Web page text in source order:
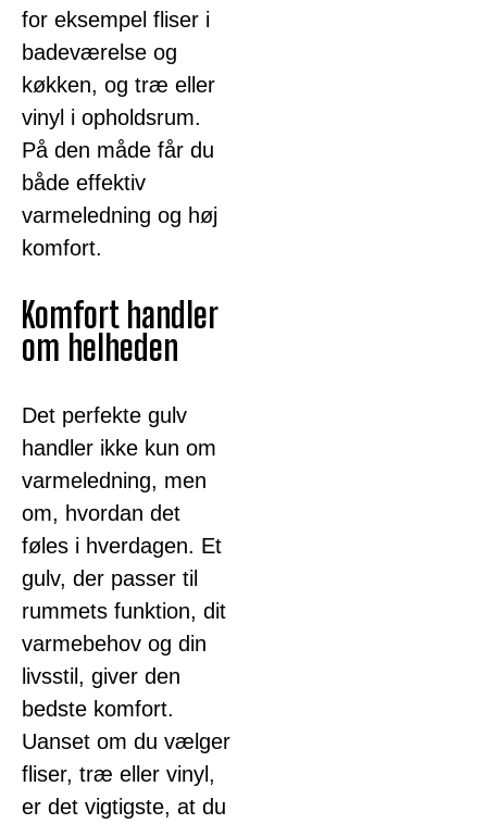
for eksempel fliser i
badeværelse og
køkken, og træ eller
vinyl i opholdsrum.
På den måde får du
både effektiv
varmeledning og høj
komfort.
Komfort handler
om helheden
Det perfekte gulv
handler ikke kun om
varmeledning, men
om, hvordan det
føles i hverdagen. Et
gulv, der passer til
rummets funktion, dit
varmebehov og din
livsstil, giver den
bedste komfort.
Uanset om du vælger
fliser, træ eller vinyl,
er det vigtigste, at du